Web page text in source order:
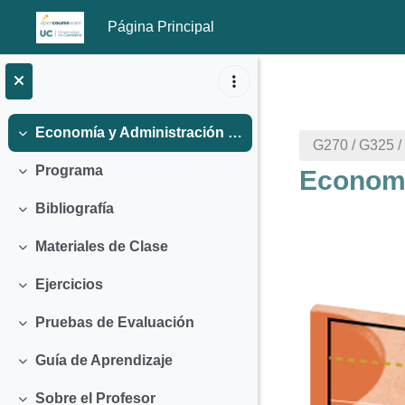
Salta al contenido principal
Página Principal
Colapsar
Economía y Administración de Empresas para Ingenieros (2012)
Colapsar
Programa
Colapsar
Bibliografía
Colapsar
Materiales de Clase
Colapsar
Ejercicios
Colapsar
Pruebas de Evaluación
Colapsar
Guía de Aprendizaje
Sobre el Profesor
G270 / G325